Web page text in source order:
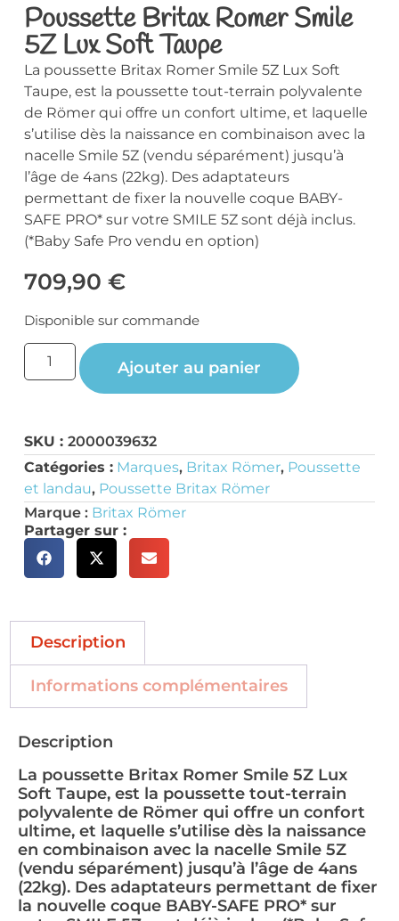
Poussette Britax Romer Smile
5Z Lux Soft Taupe
La poussette Britax Romer Smile 5Z Lux Soft
Taupe, est la poussette tout-terrain polyvalente
de Römer qui offre un confort ultime, et laquelle
s’utilise dès la naissance en combinaison avec la
nacelle Smile 5Z (vendu séparément) jusqu’à
l’âge de 4ans (22kg). Des adaptateurs
permettant de fixer la nouvelle coque BABY-
SAFE PRO* sur votre SMILE 5Z sont déjà inclus.
(*Baby Safe Pro vendu en option)
709,90 €
Disponible sur commande
Ajouter au panier
SKU : 2000039632
Catégories : Marques, Britax Römer, Poussette
et landau, Poussette Britax Römer
Marque : Britax Römer
Partager sur :
Description
Informations complémentaires
Description
La poussette Britax Romer Smile 5Z Lux
Soft Taupe, est la poussette tout-terrain
polyvalente de Römer qui offre un confort
ultime, et laquelle s’utilise dès la naissance
en combinaison avec la nacelle Smile 5Z
(vendu séparément) jusqu’à l’âge de 4ans
(22kg). Des adaptateurs permettant de fixer
la nouvelle coque BABY-SAFE PRO* sur